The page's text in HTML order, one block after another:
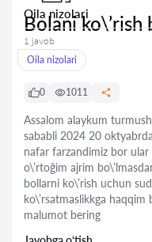
Oila nizolari
Bolani ko\’rish
1 javob
Oila nizolari
0 1011
Assalom alaykum
sababli 2024 20
nafar farzandimiz bor
o\’rtoğim ajrim
bollarni ko\’rish uchun
ko\’rsatmaslikkga
malumot bering